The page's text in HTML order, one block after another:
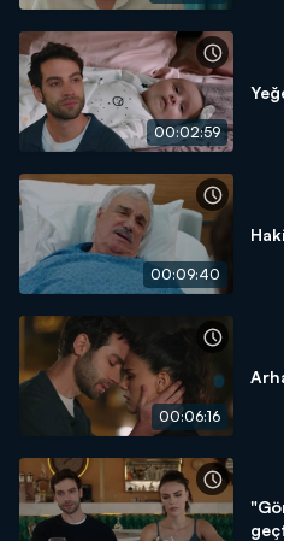
00:02:59
00:09:40
00:06:16